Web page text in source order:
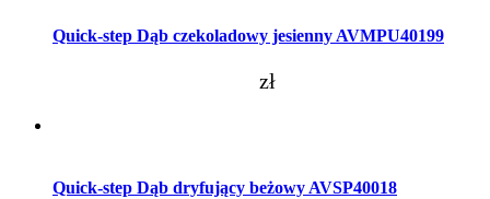
Quick-step Dąb czekoladowy jesienny AVMPU40199
zł
Quick-step Dąb dryfujący beżowy AVSP40018